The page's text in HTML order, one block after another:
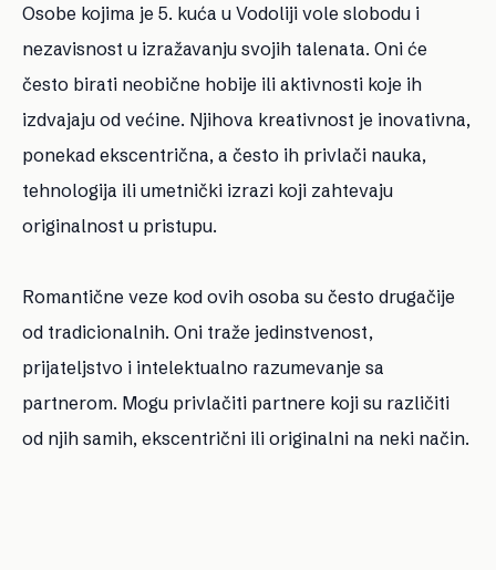
Osobe kojima je 5. kuća u Vodoliji vole slobodu i
nezavisnost u izražavanju svojih talenata. Oni će
često birati neobične hobije ili aktivnosti koje ih
izdvajaju od većine. Njihova kreativnost je inovativna,
ponekad ekscentrična, a često ih privlači nauka,
tehnologija ili umetnički izrazi koji zahtevaju
originalnost u pristupu.
Romantične veze kod ovih osoba su često drugačije
od tradicionalnih. Oni traže jedinstvenost,
prijateljstvo i intelektualno razumevanje sa
partnerom. Mogu privlačiti partnere koji su različiti
od njih samih, ekscentrični ili originalni na neki način.